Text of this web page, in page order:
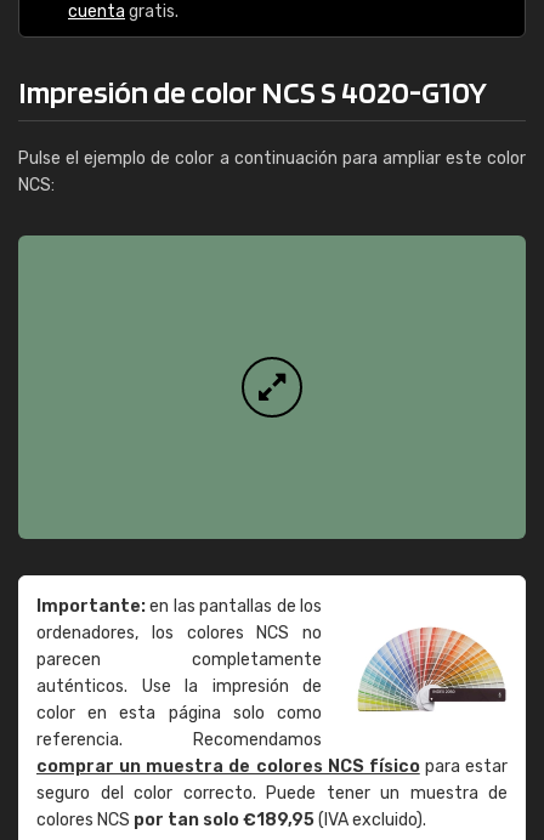
cuenta gratis.
Impresión de color NCS S 4020-G10Y
Pulse el ejemplo de color a continuación para ampliar este color
NCS:
Importante:en las pantallas de los
ordenadores, los colores NCS no
parecen completamente
auténticos. Use la impresión de
color en esta página solo como
referencia. Recomendamos
comprar un muestra de colores NCS físicopara estar
seguro del color correcto. Puede tener un muestra de
colores NCS por tan solo €189,95(IVA excluido).